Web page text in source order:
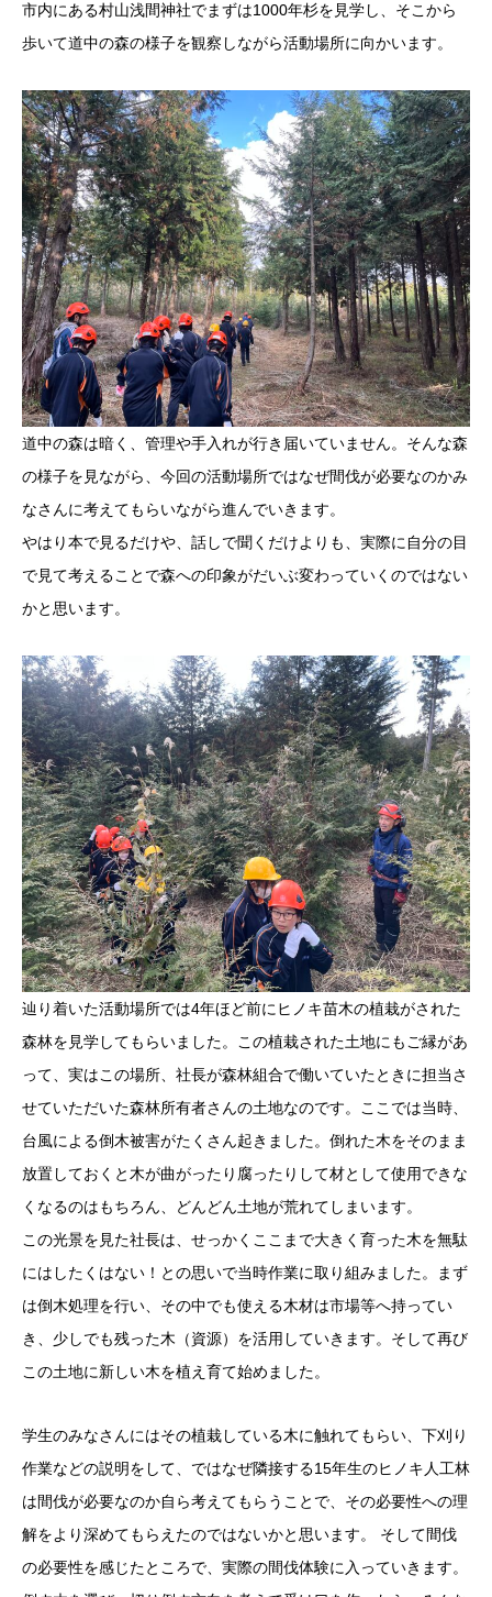
市内にある村山浅間神社でまずは1000年杉を見学し、そこから
歩いて道中の森の様子を観察しながら活動場所に向かいます。
道中の森は暗く、管理や手入れが行き届いていません。そんな森
の様子を見ながら、今回の活動場所ではなぜ間伐が必要なのかみ
なさんに考えてもらいながら進んでいきます。
やはり本で見るだけや、話しで聞くだけよりも、実際に自分の目
で見て考えることで森への印象がだいぶ変わっていくのではない
かと思います。
辿り着いた活動場所では4年ほど前にヒノキ苗木の植栽がされた
森林を見学してもらいました。この植栽された土地にもご縁があ
って、実はこの場所、社長が森林組合で働いていたときに担当さ
せていただいた森林所有者さんの土地なのです。ここでは当時、
台風による倒木被害がたくさん起きました。倒れた木をそのまま
放置しておくと木が曲がったり腐ったりして材として使用できな
くなるのはもちろん、どんどん土地が荒れてしまいます。
この光景を見た社長は、せっかくここまで大きく育った木を無駄
にはしたくはない！との思いで当時作業に取り組みました。まず
は倒木処理を行い、その中でも使える木材は市場等へ持ってい
き、少しでも残った木（資源）を活用していきます。そして再び
この土地に新しい木を植え育て始めました。
学生のみなさんにはその植栽している木に触れてもらい、下刈り
作業などの説明をして、ではなぜ隣接する15年生のヒノキ人工林
は間伐が必要なのか自ら考えてもらうことで、その必要性への理
解をより深めてもらえたのではないかと思います。 そして間伐
の必要性を感じたところで、実際の間伐体験に入っていきます。